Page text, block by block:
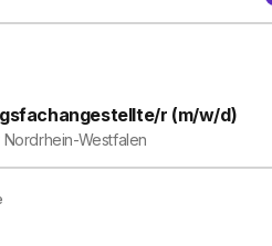
r (m/w/d)
Westfalen